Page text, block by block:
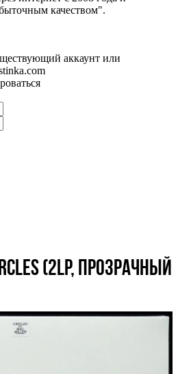
качеством".
аккаунт или
(2LP, прозрачный